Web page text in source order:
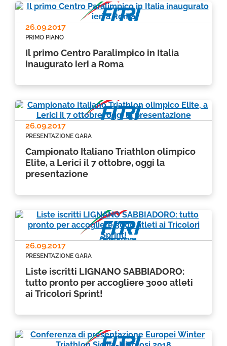
26.09.2017
PRIMO PIANO
Il primo Centro Paralimpico in Italia
inaugurato ieri a Roma
26.09.2017
PRESENTAZIONE GARA
Campionato Italiano Triathlon olimpico
Elite, a Lerici il 7 ottobre, oggi la
presentazione
26.09.2017
PRESENTAZIONE GARA
Liste iscritti LIGNANO SABBIADORO:
tutto pronto per accogliere 3000 atleti
ai Tricolori Sprint!